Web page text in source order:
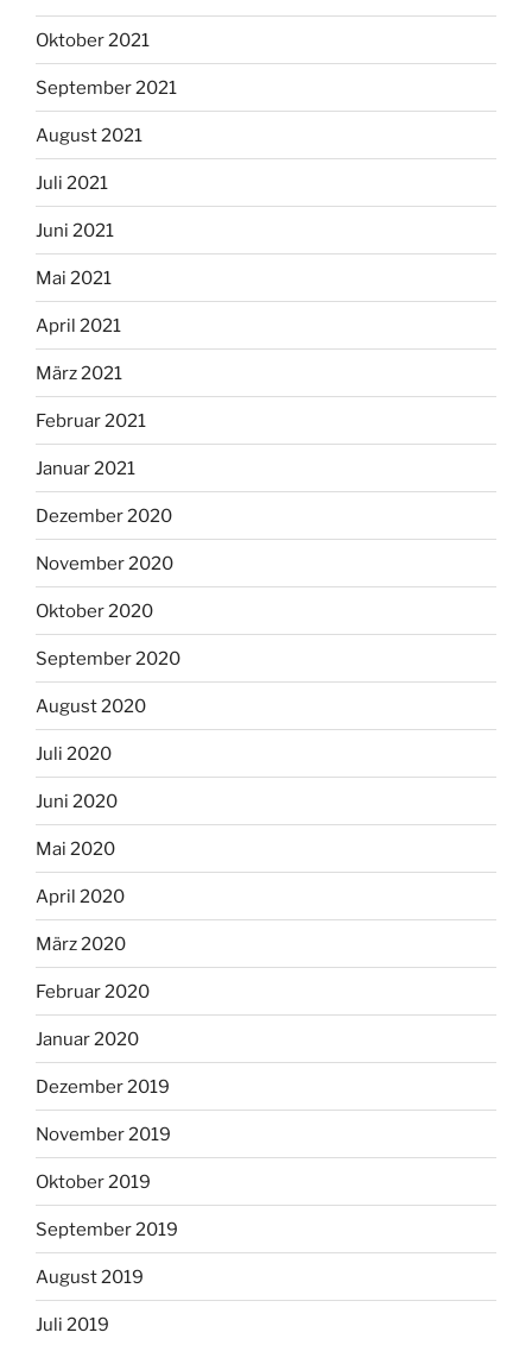
Oktober 2021
September 2021
August 2021
Juli 2021
Juni 2021
Mai 2021
April 2021
März 2021
Februar 2021
Januar 2021
Dezember 2020
November 2020
Oktober 2020
September 2020
August 2020
Juli 2020
Juni 2020
Mai 2020
April 2020
März 2020
Februar 2020
Januar 2020
Dezember 2019
November 2019
Oktober 2019
September 2019
August 2019
Juli 2019